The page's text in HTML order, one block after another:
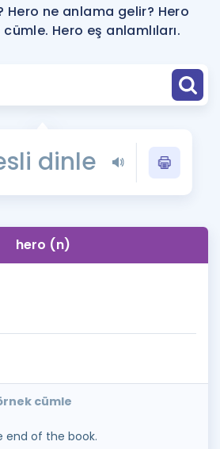
ÜYE DEĞİLİM
Hero ne anlama gelir? Hero
Hero eş anlamlıları.
dinle
hero (n)
cümle
end of the book.